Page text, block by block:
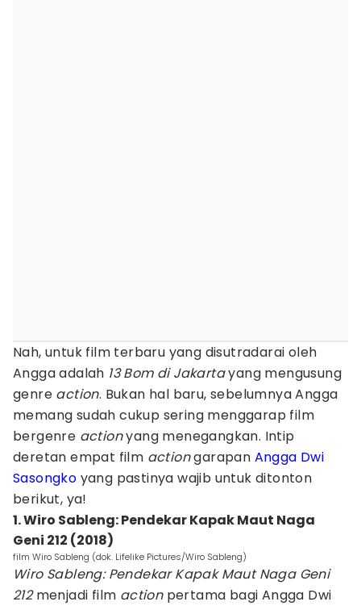
Nah, untuk film terbaru yang disutradarai oleh
Angga adalah 13 Bom di Jakartayang mengusung
genre action. Bukan hal baru, sebelumnya Angga
memang sudah cukup sering menggarap film
bergenre actionyang menegangkan. Intip
deretan empat film actiongarapan Angga Dwi
Sasongko yang pastinya wajib untuk ditonton
berikut, ya!
1. Wiro Sableng: Pendekar Kapak Maut Naga
Geni 212 (2018)
film Wiro Sableng (dok. Lifelike Pictures/Wiro Sableng)
Wiro Sableng: Pendekar Kapak Maut Naga Geni
212menjadi film actionpertama bagi Angga Dwi